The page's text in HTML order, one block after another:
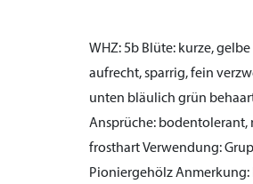
WHZ:5b Blüte: kurze,
aufrecht, sparrig, fein
unten bläulich grün
Ansprüche: bodentolerant,
frosthartVerwendung:
PioniergehölzAnmerkung: